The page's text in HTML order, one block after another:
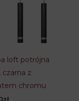
loft potrójna
czarna z
chromu
zł